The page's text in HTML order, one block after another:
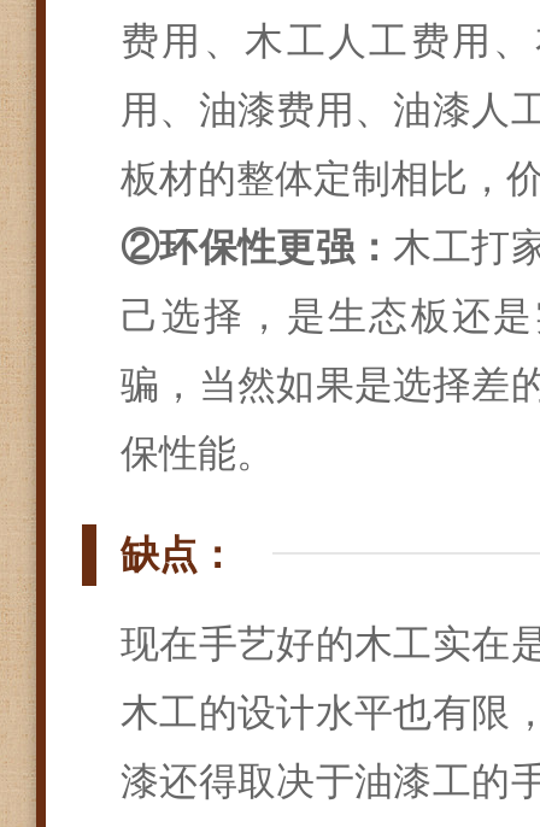
费用、木工人工费用
用、油漆费用、油漆人
板材的整体定制相比，
②环保性更强：木工打
己选择，是生态板还
骗，当然如果是选择差
保性能。
缺点：
现在手艺好的木工实在
木工的设计水平也有限
漆还得取决于油漆工的